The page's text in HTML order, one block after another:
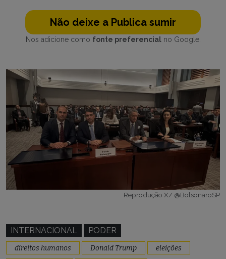
Não deixe a Publica sumir
Nos adicione como fonte preferencialno Google.
Reprodução X/ @BolsonaroSP
INTERNACIONAL PODER
direitos humanos Donald Trump
eleições